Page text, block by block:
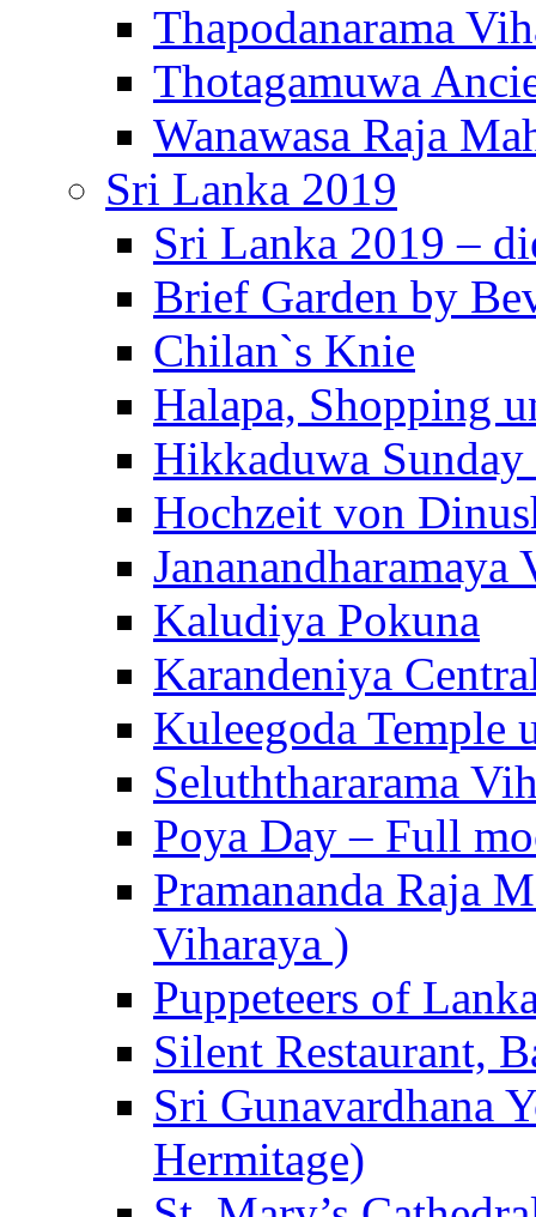
Thapodanarama
Thotagamuwa
Wanawasa Raja
Sri Lanka 2019
Sri Lanka 2019 –
Brief Garden by
Chilan`s Knie
Halapa, Shopping
Hikkaduwa
Hochzeit von
Jananandharamaya
Kaludiya Pokuna
Karandeniya
Kuleegoda Temple
Seluththararama
Poya Day – Full
Pramananda Raja
Viharaya )
Puppeteers of
Silent Restaurant,
Sri Gunavardhana
Hermitage)